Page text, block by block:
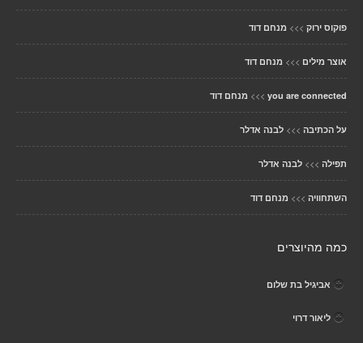
פוקוס ירוק >>> מנחם דוד
אוצר מילים >>> מנחם דוד
you are connected
>>> מנחם דוד
על הכתיבה >>> לבנה אדלר
תפילה >>> לבנה אדלר
השתחוויה >>> מנחם דוד
כמה מהיוצרים
אביגיל בת שלום
ליאור דרוי